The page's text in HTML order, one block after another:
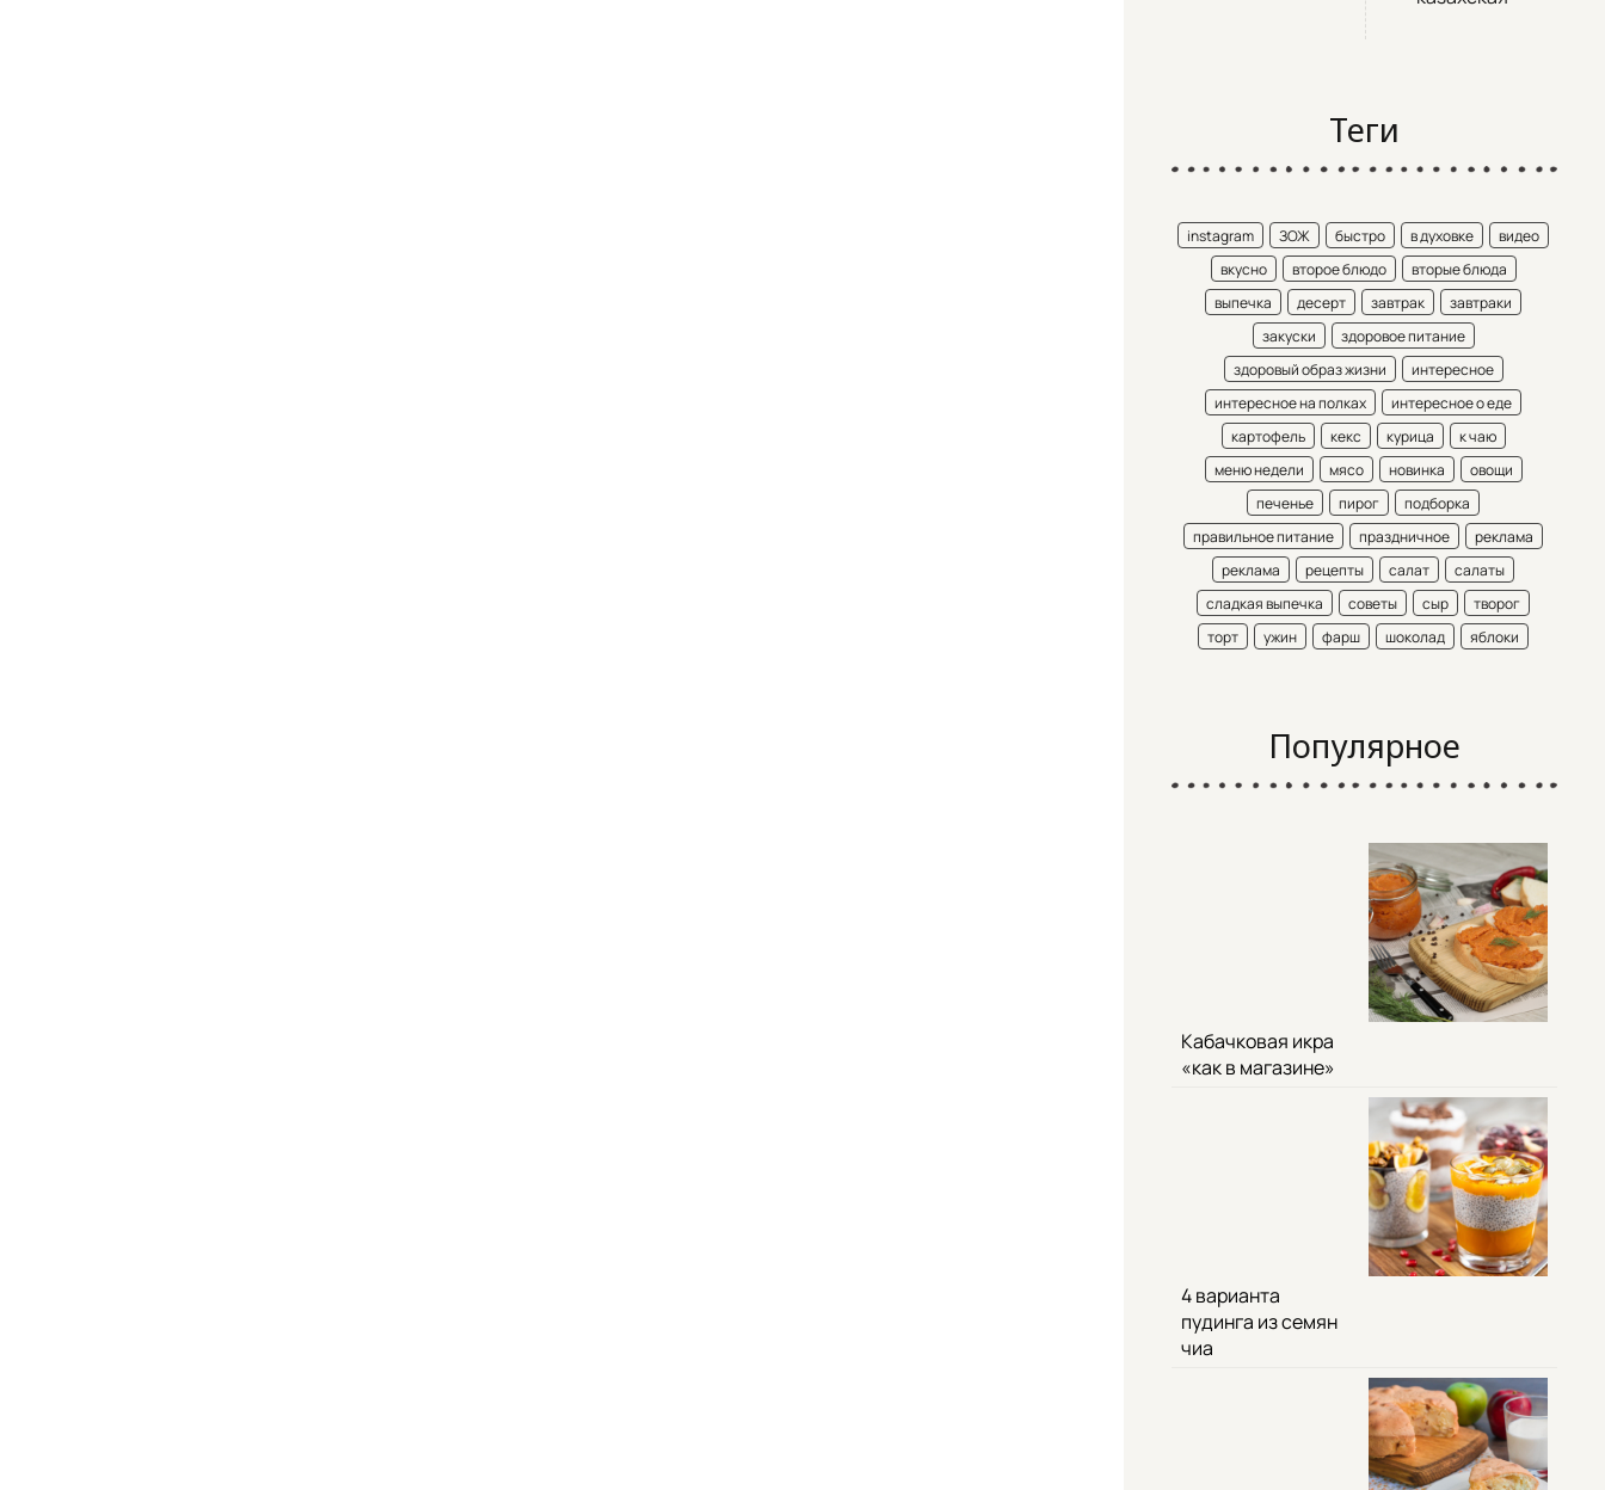
Теги
instagram ЗОЖ быстро в духовке
видео
вкусно
второе блюдо
вторые блюда
выпечка
десерт завтрак
завтраки
закуски
здоровое питание
здоровый образ жизни
интересное
интересное на полках
интересное о еде
картофель
кекс курица
к чаю
меню недели
мясо новинка
овощи
печенье
пирог
подборка
правильное питание
праздничное
реклама
реклама
рецепты салат
салаты
сладкая выпечка
советы сыр
творог
торт
ужин фарш шоколад яблоки
Популярное
Кабачковая икра
«как в магазине»
4 варианта
пудинга из семян
чиа